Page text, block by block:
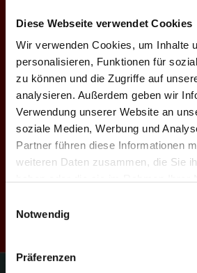
Diese Webseite verwendet Cookies
Wir verwenden Cookies, um Inhalte
personalisieren, Funktionen für
zu können und die Zugriffe auf
analysieren. Außerdem geben wir
Verwendung unserer Website an
soziale Medien, Werbung und
Partner führen diese Informationen
weiteren Daten zusammen, die Sie
Notwendig
Präferenzen
e
n
R
Theaterstück
Keine Karten für Ihre